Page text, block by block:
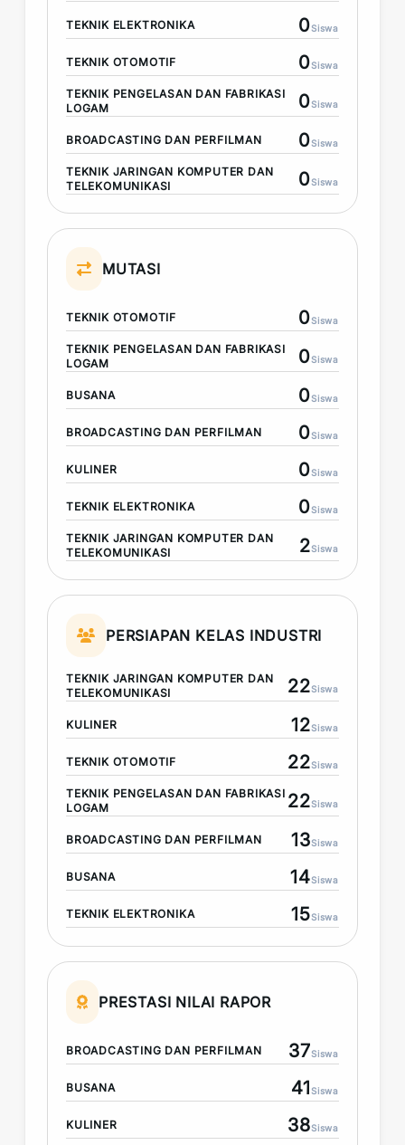
TEKNIK ELEKTRONIKA 0Siswa
TEKNIK OTOMOTIF 0Siswa
TEKNIK PENGELASAN DAN FABRIKASI
LOGAM
0Siswa
BROADCASTING DAN PERFILMAN 0Siswa
TEKNIK JARINGAN KOMPUTER DAN
TELEKOMUNIKASI
0Siswa
MUTASI
TEKNIK OTOMOTIF 0Siswa
TEKNIK PENGELASAN DAN FABRIKASI
LOGAM
0Siswa
BUSANA 0Siswa
BROADCASTING DAN PERFILMAN 0Siswa
KULINER 0Siswa
TEKNIK ELEKTRONIKA 0Siswa
TEKNIK JARINGAN KOMPUTER DAN
TELEKOMUNIKASI
2Siswa
PERSIAPAN KELAS INDUSTRI
TEKNIK JARINGAN KOMPUTER DAN
TELEKOMUNIKASI
22Siswa
KULINER 12Siswa
TEKNIK OTOMOTIF 22Siswa
TEKNIK PENGELASAN DAN FABRIKASI
LOGAM
22Siswa
BROADCASTING DAN PERFILMAN 13Siswa
BUSANA 14Siswa
TEKNIK ELEKTRONIKA 15Siswa
PRESTASI NILAI RAPOR
BROADCASTING DAN PERFILMAN 37Siswa
BUSANA 41Siswa
KULINER 38Siswa